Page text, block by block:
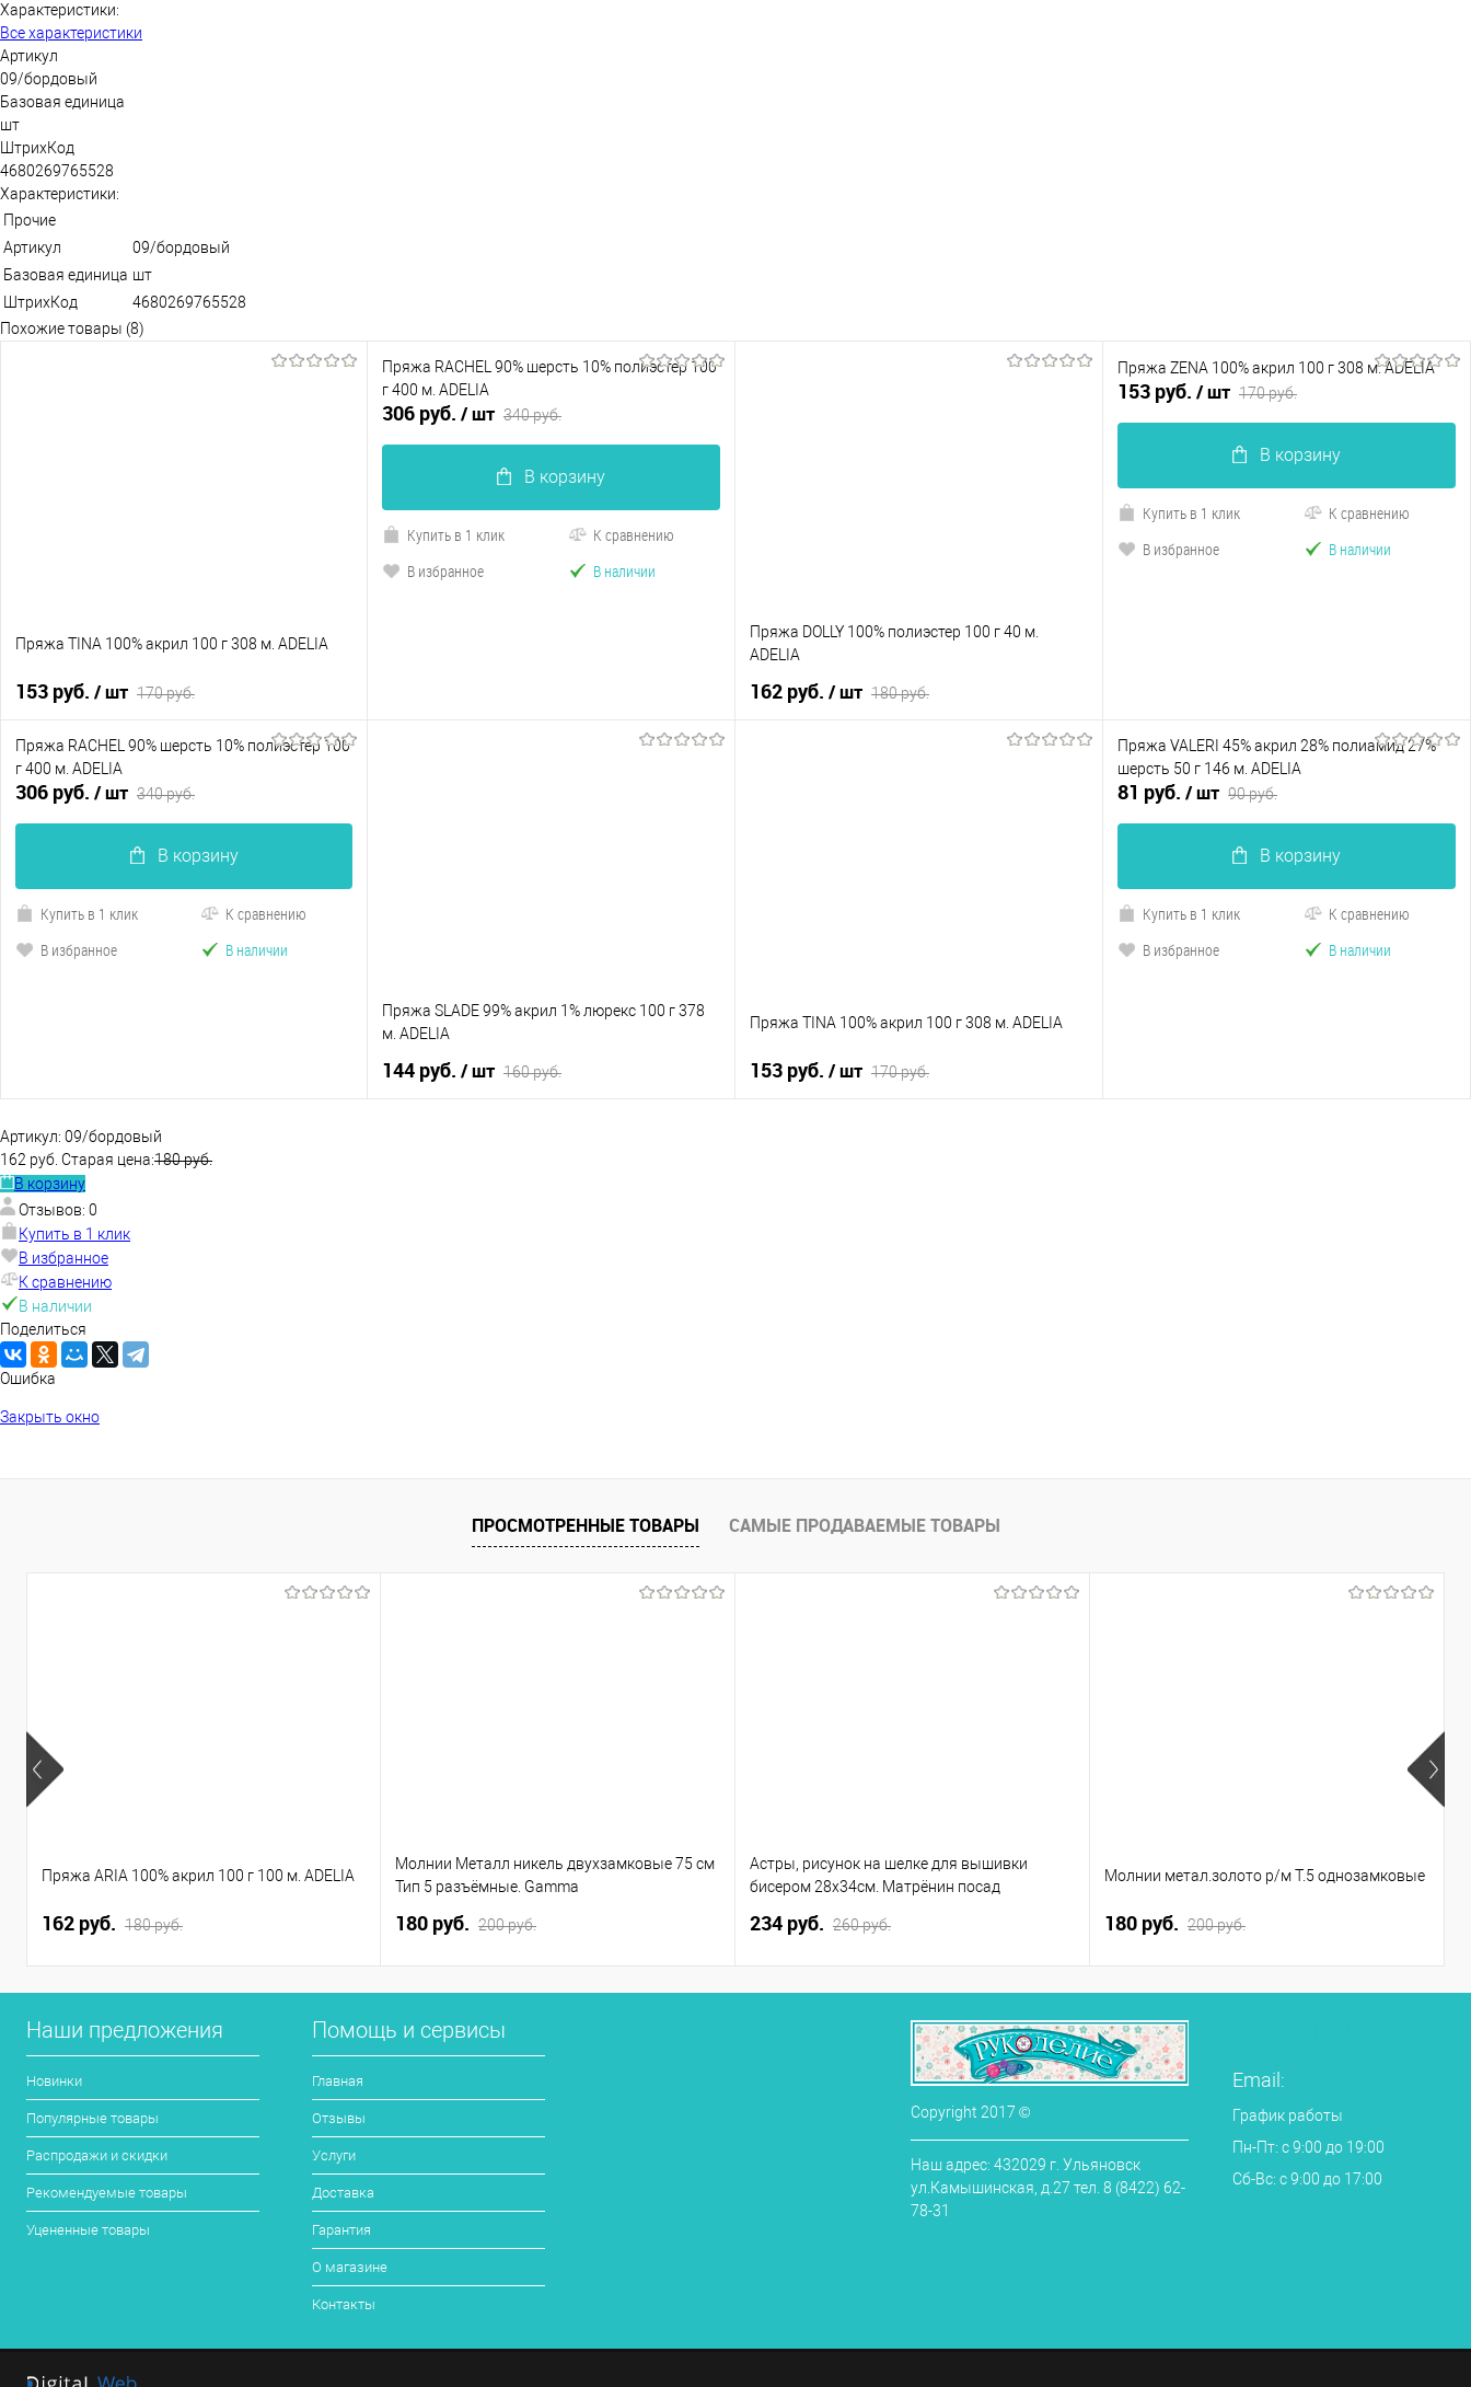
Характеристики:
Все характеристики
Артикул
09/бордовый
Базовая единица
шт
ШтрихКод
4680269765528
Характеристики:
Прочие
Артикул
09/бордовый
Базовая единица шт
ШтрихКод
4680269765528
Похожие товары (8)
Пряжа TINA 100% акрил 100 г 308 м. ADELIA
153 руб. / шт 170 руб.
В корзину
В наличии
Пряжа RACHEL 90% шерсть 10% полиэстер 100
г 400 м. ADELIA
306 руб. / шт 340 руб.
В корзину
Купить в 1 клик
К сравнению
В избранное
В наличии
Пряжа DOLLY 100% полиэстер 100 г 40 м.
ADELIA
162 руб. / шт 180 руб.
Пряжа ZENA 100% акрил 100 г 308 м. ADELIA
153 руб. / шт 170 руб.
В корзину
Купить в 1 клик
К сравнению
В избранное
В наличии
Пряжа RACHEL 90% шерсть 10% полиэстер 100
г 400 м. ADELIA
306 руб. / шт 340 руб.
В корзину
Купить в 1 клик
К сравнению
В избранное
В наличии
Пряжа SLADE 99% акрил 1% люрекс 100 г 378
м. ADELIA
144 руб. / шт 160 руб.
Пряжа TINA 100% акрил 100 г 308 м. ADELIA
153 руб. / шт 170 руб.
Пряжа VALERI 45% акрил 28% полиамид 27%
шерсть 50 г 146 м. ADELIA
81 руб. / шт 90 руб.
В корзину
Купить в 1 клик
К сравнению
В избранное
В наличии
Артикул: 09/бордовый
162 руб. Старая цена:180 руб.
В корзину
Отзывов: 0
Купить в 1 клик
В избранное
К сравнению
В наличии
Поделиться
Ошибка
Закрыть окно
ПРОСМОТРЕННЫЕ ТОВАРЫ САМЫЕ ПРОДАВАЕМЫЕ ТОВАРЫ
Пряжа ARIA 100% акрил 100 г 100 м. ADELIA
162 руб. 180 руб.
Молнии Металл никель двухзамковые 75 см
Тип 5 разъёмные. Gamma
180 руб. 200 руб.
Астры, рисунок на шелке для вышивки
бисером 28х34см. Матрёнин посад
234 руб. 260 руб.
Молнии метал.золото р/м Т.5 однозамковые
180 руб. 200 руб.
Наши предложения
Новинки
Популярные товары
Распродажи и скидки
Рекомендуемые товары
Уцененные товары
Помощь и сервисы
Главная
Отзывы
Услуги
Доставка
Гарантия
О магазине
Контакты
Copyright 2017 ©
Наш адрес: 432029 г. Ульяновск
ул.Камышинская, д.27 тел. 8 (8422) 62-
78-31
Email:
График работы
Пн-Пт: с 9:00 до 19:00
Сб-Вс: с 9:00 до 17:00